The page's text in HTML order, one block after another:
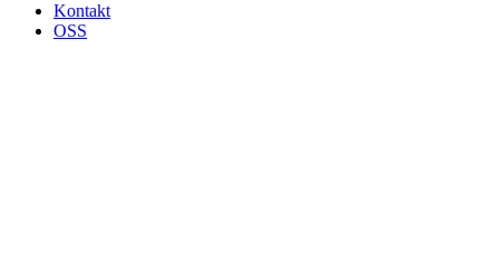
Kontakt
OSS